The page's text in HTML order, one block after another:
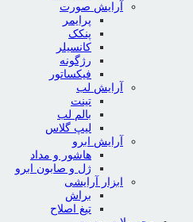
آرایش صورت
پرایمر
پنکک
کانسیلر
رژگونه
فیکساتور
آرایش لب
تینت
بالم لب
لیپ گلاس
آرایش ابرو
هاشور و مداد
ژل و صابون ابرو
ابزار آرایشی
براش
تیغ اصلاح